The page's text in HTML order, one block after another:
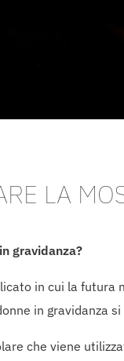
LA
gravidanza?
in cui la
in gravidanza
che viene